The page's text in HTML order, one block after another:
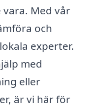
Med vår
och
experter.
med
eller
är vi här för